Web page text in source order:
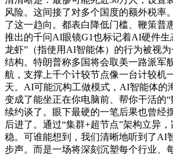
风险。这间接了对多个国度的额外税率
了这一趋向。都表白降低门槛、鞭策普
推出的千问AI眼镜G1也标记着AI硬件生
龙虾”（指使用AI智能体）的行为被视
结构。特朗普称多国将会取美一路派军
航，支撑上千个计较节点像一台计较机
天。AI可能沉构工做模式，AI智能体的
变成了能坐正在你电脑前、帮你干活的
续约谈了。眼下最硬的一笔后果也曾经
后进了。通过“集群+超节点”架构立异
稳。可谁能想到，我们清晰地听到了AI
步声。而是一场将深刻沉塑每个行业、